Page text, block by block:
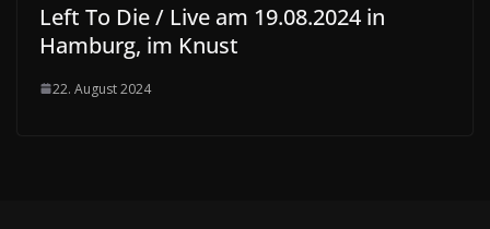
Left To Die / Live am 19.08.2024 in
Hamburg, im Knust
22. August 2024